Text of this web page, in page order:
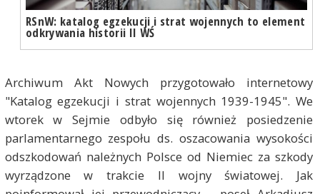
RSnW: katalog egzekucji i strat wojennych to element
odkrywania historii II WŚ
Archiwum Akt Nowych przygotowało internetowy
"Katalog egzekucji i strat wojennych 1939-1945". We
wtorek w Sejmie odbyło się również posiedzenie
parlamentarnego zespołu ds. oszacowania wysokości
odszkodowań należnych Polsce od Niemiec za szkody
wyrządzone w trakcie II wojny światowej. Jak